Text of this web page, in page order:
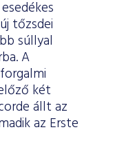
tőzsdei
súllyal
A
két
állt az
az Erste